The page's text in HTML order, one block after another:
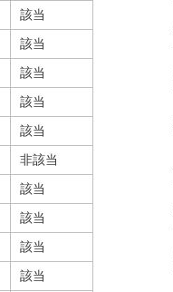
該当
該当
該当
該当
該当
非該当
該当
該当
該当
該当